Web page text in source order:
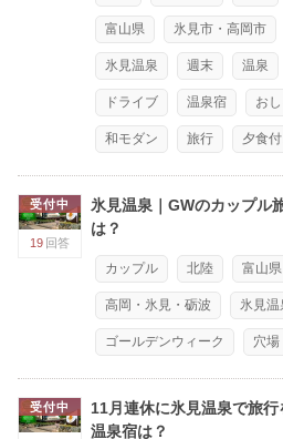
富山県 氷見市・高岡市
氷見温泉 週末 温泉
ドライブ 温泉宿 お
和モダン 旅行 夕食付
受付中
19 回答
氷見温泉｜GWのカップル
は？
カップル 北陸 富山県
高岡・氷見・砺波 氷見温
ゴールデンウィーク 穴場
受付中
11月連休に氷見温泉で旅
温泉宿は？